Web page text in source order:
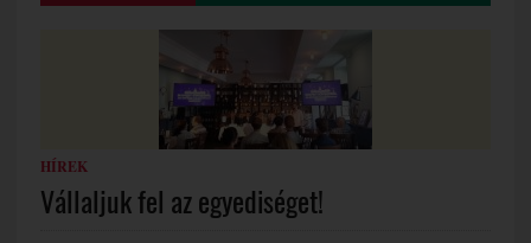
HÍREK
Vállaljuk fel az egyediséget!